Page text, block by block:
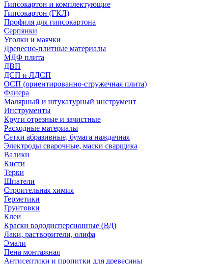
Гипсокартон и комплектующие
Гипсокартон (ГКЛ)
Профиля для гипсокартона
Серпянки
Уголки и маячки
Древесно-плитные материалы
МДФ плита
ДВП
ДСП и ЛДСП
ОСП (ориентированно-стружечная плита)
Фанера
Малярный и штукатурный инструмент
Инструменты
Круги отрезные и зачистные
Расходные материалы
Сетки абразивные, бумага наждачная
Электроды сварочные, маски сварщика
Валики
Кисти
Терки
Шпатели
Строительная химия
Герметики
Грунтовки
Клеи
Краски вододисперсионные (ВД)
Лаки, растворители, олифа
Эмали
Пена монтажная
Антисептики и пропитки для древесины